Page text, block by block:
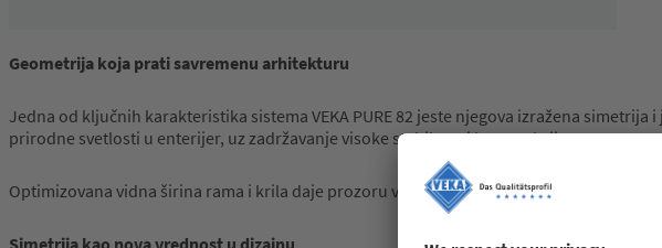
Geometrija koja pratisavremenu arhitekturu
Jedna od ključnih karakteristika sistema VEKA PURE 82 jeste njegova izražena
prirodne svetlosti u enterijer, uz zadržavanje visoke stabilnosti konstrukcije.
Optimizovana vidna širina rama i krila daje prozoru vizuelnu „lakoću“, što je posebno